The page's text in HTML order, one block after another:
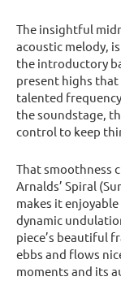
The insightful
acoustic melody,
the introductory
present highs
talented
the soundstage,
control to keep
That smoothness
Arnalds’ Spiral
makes it
dynamic
piece’s beautiful
ebbs and flows
moments and its